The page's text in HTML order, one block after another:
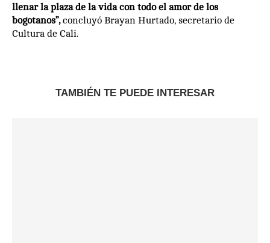
llenar la plaza de la vida con todo el amor de los
bogotanos”,concluyó Brayan Hurtado, secretario de
Cultura de Cali.
TAMBIÉN TE PUEDE INTERESAR